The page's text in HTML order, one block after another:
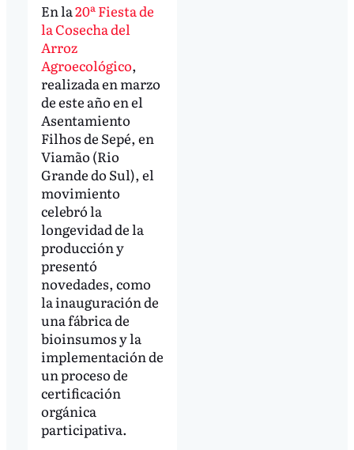
En la20ª Fiesta de
la Cosecha del
Arroz
Agroecológico,
realizada en marzo
de este año en el
Asentamiento
Filhos de Sepé, en
Viamão (Rio
Grande do Sul), el
movimiento
celebró la
longevidad de la
producción y
presentó
novedades, como
la inauguración de
una fábrica de
bioinsumos y la
implementación de
un proceso de
certificación
orgánica
participativa.